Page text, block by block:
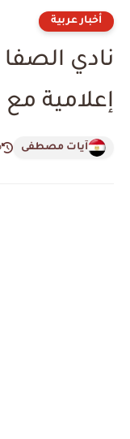
أخبار عربية
نادي
إعلامية
آيات مصطفى